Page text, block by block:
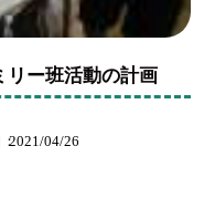
ー班活動の計画
2021/04/26